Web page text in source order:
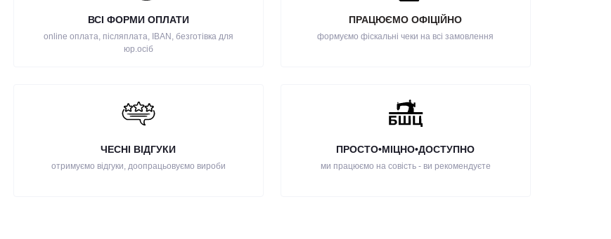
ВСІ ФОРМИ ОПЛАТИ
online оплата, післяплата, IBAN, безготівка для
юр.осіб
ПРАЦЮЄМО ОФІЦІЙНО
формуємо фіскальні чеки на всі замовлення
ЧЕСНІ ВІДГУКИ
отримуємо відгуки, доопрацьовуємо вироби
ПРОСТО•МІЦНО•ДОСТУПНО
ми працюємо на совість - ви рекомендуєте